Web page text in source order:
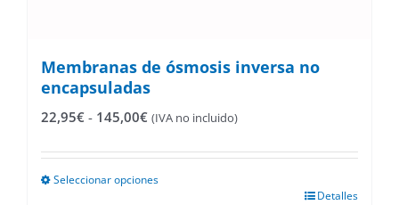
Membranas de ósmosis inversa no
encapsuladas
22,95€ - 145,00€Rango
precios:
22,95€
(IVA no incluido)
Seleccionar opciones
Detalles